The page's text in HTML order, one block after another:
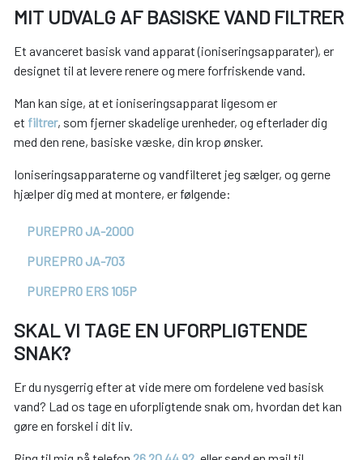
MIT UDVALG AF BASISKE VAND FILTRER
Et avanceret basisk vand apparat (ioniseringsapparater), er
designet til at levere renere og mere forfriskende vand.
Man kan sige, at et ioniseringsapparat ligesom er
et filtrer, som fjerner skadelige urenheder, og efterlader dig
med den rene, basiske væske, din krop ønsker.
Ioniseringsapparaterne og vandfilteret jeg sælger, og gerne
hjælper dig med at montere, er følgende:
PUREPRO JA-2000
PUREPRO JA-703
PUREPRO ERS 105P
SKAL VI TAGE EN UFORPLIGTENDE
SNAK?
Er du nysgerrig efter at vide mere om fordelene ved basisk
vand? Lad os tage en uforpligtende snak om, hvordan det kan
gøre en forskel i dit liv.